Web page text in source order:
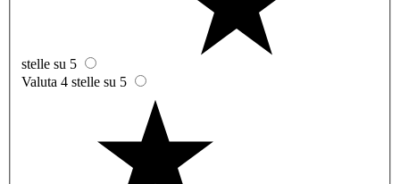
stelle su 5
Valuta 4 stelle su 5